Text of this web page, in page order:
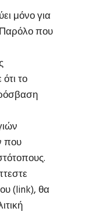
μόνο για
που
το
που
(link), θα